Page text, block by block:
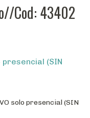
Cod: 43402
presencial (SIN
solo presencial (SIN